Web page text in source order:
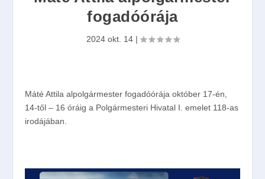
fogadóórája
2024 okt. 14|
Máté Attila alpolgármester fogadóórája október 17-én,
14-től – 16 óráig a Polgármesteri Hivatal I. emelet 118-as
irodájában.